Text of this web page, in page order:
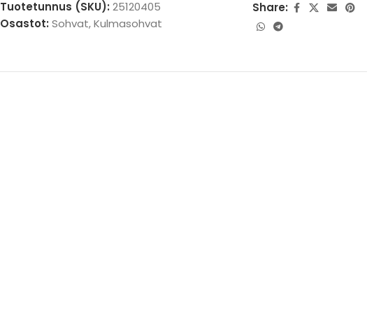
Tuotetunnus (SKU):25120405
Osastot: Sohvat,Kulmasohvat
Share: